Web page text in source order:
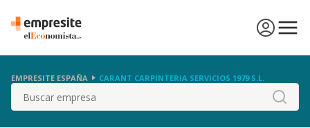
EMPRESITE ESPAÑA CARANT CARPINTERIA SERVICIOS 1979 S.L.
Buscar